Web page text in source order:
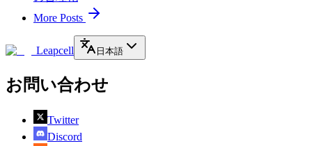
More Posts
Leapcell 日本語
お問い合わせ
Twitter
Discord